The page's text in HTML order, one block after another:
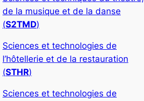
de la musique et de la danse
(S2TMD)
Sciences et technologies de
l’hôtellerie et de la restauration
(STHR)
Sciences et technologies de